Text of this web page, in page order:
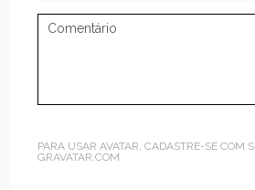
PARA USAR AVATAR, CADASTRE-SE COM
GRAVATAR.COM